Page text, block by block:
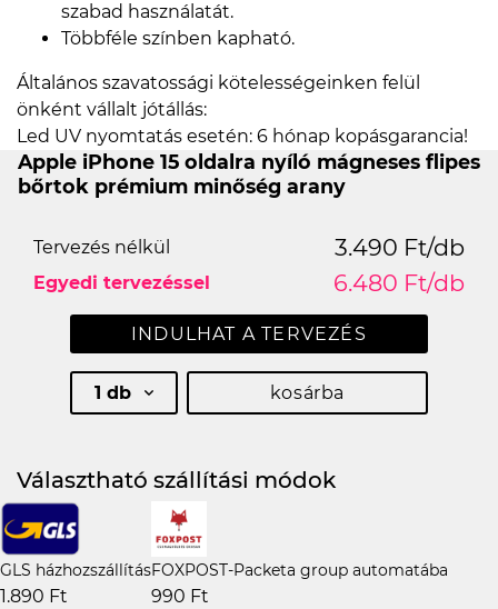
szabad használatát.
Többféle színben kapható.
Általános szavatossági kötelességeinken felül
önként vállalt jótállás:
Led UV nyomtatás esetén: 6 hónap kopásgarancia!
Apple iPhone 15 oldalra nyíló mágneses flipes
bőrtok prémium minőség arany
Tervezés nélkül 3.490 Ft/db
Egyedi tervezéssel 6.480 Ft/db
INDULHAT A TERVEZÉS
1 db kosárba
Választható szállítási módok
GLS házhozszállítás
1.890 Ft
FOXPOST-Packeta group automatába
990 Ft